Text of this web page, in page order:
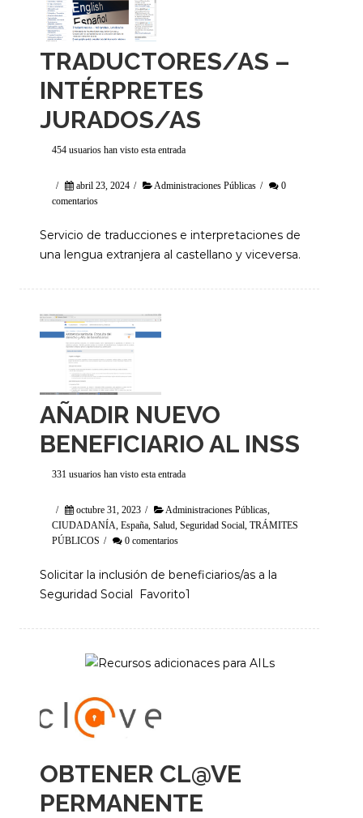
TRADUCTORES/AS –
INTÉRPRETES
JURADOS/AS
454 usuarios han visto esta entrada
/ abril 23, 2024 / Administraciones Públicas /
0
comentarios
Servicio de traducciones e interpretaciones de
una lengua extranjera al castellano y viceversa.
AÑADIR NUEVO
BENEFICIARIO AL INSS
331 usuarios han visto esta entrada
/ octubre 31, 2023 / Administraciones Públicas
CIUDADANÍA España Salud Seguridad Social
TRÁMITES
PÚBLICOS / 0 comentarios
Solicitar la inclusión de beneficiarios/as a la
Seguridad Social Favorito1
OBTENER CL@VE
PERMANENTE